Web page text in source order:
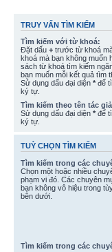
TRUY VẤN TÌM KIẾM
Tìm kiếm với từ khoá:
Đặt dấu + trước từ khoá
khoá mà bạn không muốn
sách từ khoá tìm kiếm
bạn muốn mỗi kết quả tìm
Sử dụng dấu đại diện * để
ký tự.
Tìm kiếm theo tên tác
Sử dụng dấu đại diện * để
ký tự.
TUỲ CHỌN TÌM KIẾM
Tìm kiếm trong các
Chọn một hoặc nhiều
phạm vi đó. Các chuyên
bạn không vô hiệu trong
bên dưới.
Tìm kiếm trong các